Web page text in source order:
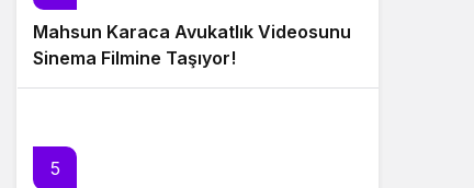
Mahsun Karaca Avukatlık Videosunu
Sinema Filmine Taşıyor!
5